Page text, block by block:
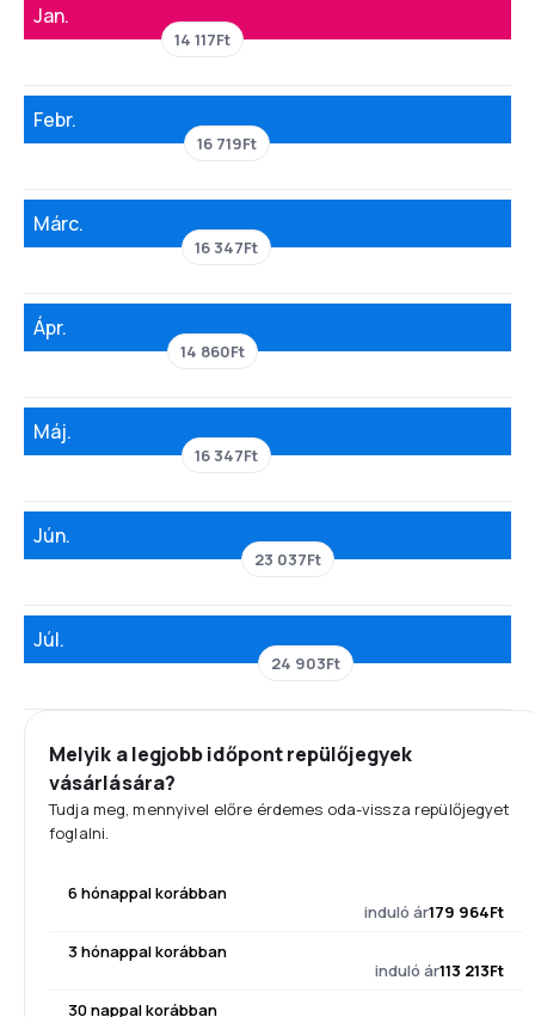
Jan.
14 117Ft
Febr.
16 719Ft
Márc.
16 347Ft
Ápr.
14 860Ft
Máj.
16 347Ft
Jún.
23 037Ft
Júl.
24 903Ft
Melyik a legjobb időpont repülőjegyek
vásárlására?
Tudja meg, mennyivel előre érdemes oda-vissza repülőjegyet
foglalni.
6 hónappal korábban
induló ár179 964Ft
3 hónappal korábban
induló ár113 213Ft
30 nappal korábban